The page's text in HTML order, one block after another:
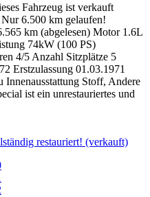
Fahrzeug ist verkauft
6.500 km gelaufen!
km (abgelesen) Motor 1.6L
74kW (100 PS)
4/5 Anzahl Sitzplätze 5
Erstzulassung 01.03.1971
Innenausstattung Stoff, Andere
ist ein unrestauriertes und
restauriert! (verkauft)